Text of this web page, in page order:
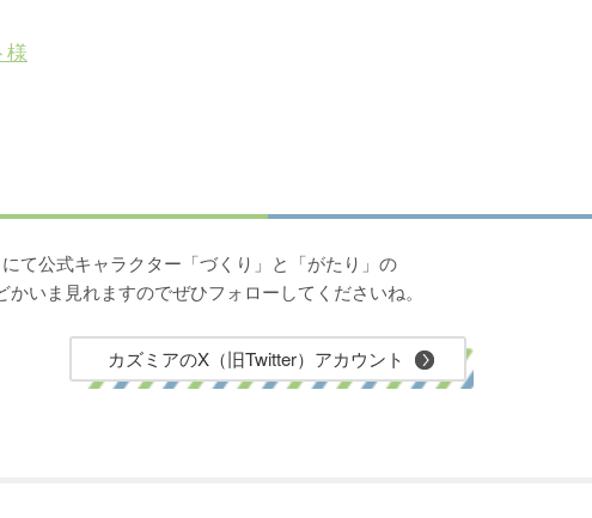
て公式キャラクター「づくり」と「がたり」の
かいま見れますのでぜひフォローしてくださいね。
カズミアのX（旧Twitter）アカウント